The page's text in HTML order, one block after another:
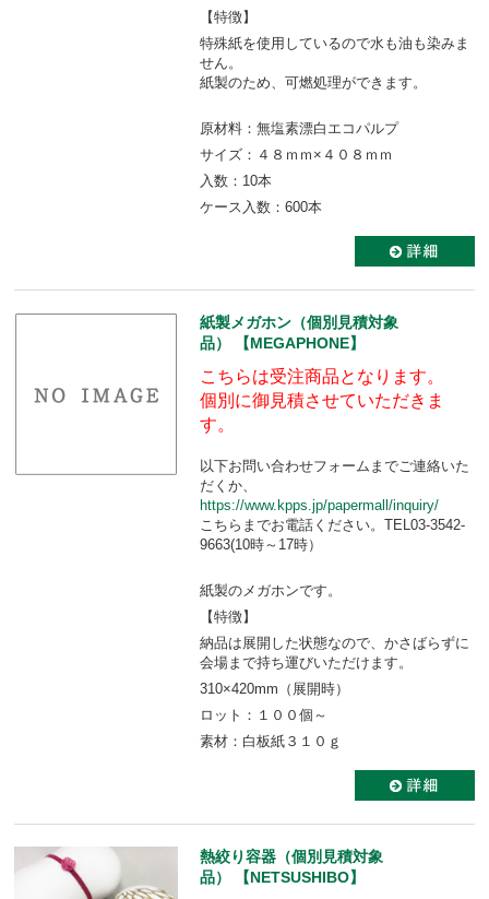
【特徴】
特殊紙を使用しているので水も油も染みま
せん。
紙製のため、可燃処理ができます。
原材料：無塩素漂白エコパルプ
サイズ：４８ｍｍ×４０８ｍｍ
入数：10本
ケース入数：600本
紙製メガホン（個別見積対象
品） 【MEGAPHONE】
こちらは受注商品となります。
個別に御見積させていただきま
す。
以下お問い合わせフォームまでご連絡いた
だくか、
https://www.kpps.jp/papermall/inquiry/
こちらまでお電話ください。TEL03-3542-
9663(10時～17時）
紙製のメガホンです。
【特徴】
納品は展開した状態なので、かさばらずに
会場まで持ち運びいただけます。
310×420mm（展開時）
ロット：１００個～
素材：白板紙３１０ｇ
熱絞り容器（個別見積対象
品） 【NETSUSHIBO】